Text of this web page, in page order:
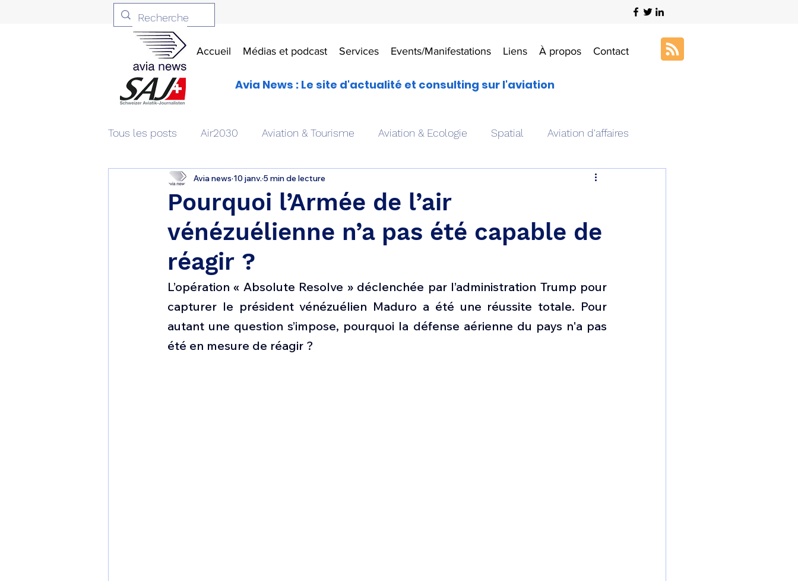
Accueil Médias et podcast Services Events/Manifestations Liens À propos Contact
Avia News : Le site d'actualité et consulting sur l'aviation
Tous les posts Air2030 Aviation & Tourisme Aviation & Ecologie Spatial Aviation d'affaires
Aviation & Défense Livres Drones aériens Art & Aviation
Patrimoine aéronautique Avionique & pilotage Avion expérimental Formation aéronautique
Motorisation
Shenyang J-35 Bombardier Global 6500 Fret aérien Salon Aéronautique de Dubaï 25
Pourquoi l’Armée de l’air
vénézuélienne n’a pas été capable de
réagir ?
Avia news 10 janv. 5 min de lecture
L’opération « Absolute Resolve » déclenchée par l’administration Trump pour
capturer le président vénézuélien Maduro a été une réussite totale. Pour
autant une question s’impose, pourquoi la défense aérienne du pays n'a pas
été en mesure de réagir ?